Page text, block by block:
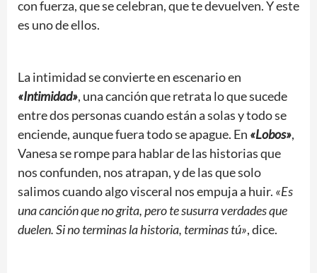
con fuerza, que se celebran, que te devuelven. Y este
es uno de ellos.
La intimidad se convierte en escenario en
«Intimidad», una canción que retrata lo que sucede
entre dos personas cuando están a solas y todo se
enciende, aunque fuera todo se apague. En «Lobos»,
Vanesa se rompe para hablar de las historias que
nos confunden, nos atrapan, y de las que solo
salimos cuando algo visceral nos empuja a huir. «Es
una canción que no grita, pero te susurra verdades que
duelen. Si no terminas la historia, terminas tú», dice.